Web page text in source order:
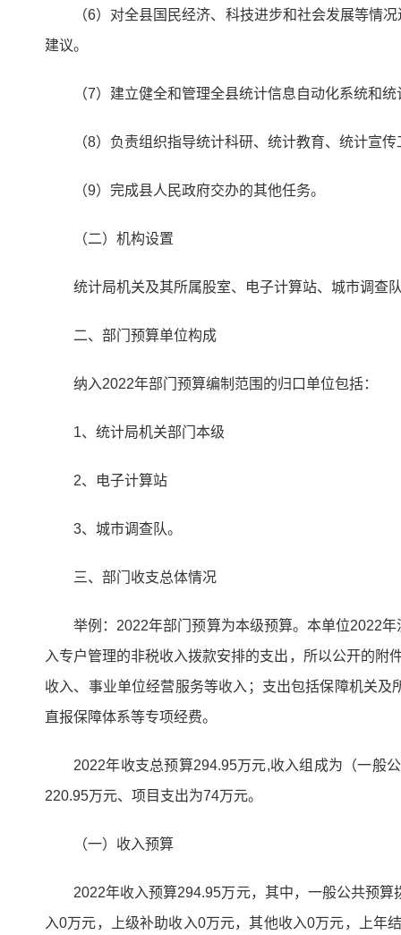
（6）对全县国民经济、科技进步和社会发展等情
建议。
（7）建立健全和管理全县统计信息自动化系统和
（8）负责组织指导统计科研、统计教育、统计宣
（9）完成县人民政府交办的其他任务。
（二）机构设置
统计局机关及其所属股室、电子计算站、城市调查
二、部门预算单位构成
纳入2022年部门预算编制范围的归口单位包括：
1、统计局机关部门本级
2、电子计算站
3、城市调查队。
三、部门收支总体情况
举例：2022年部门预算为本级预算。本单位2022
入专户管理的非税收入拨款安排的支出，所以公开的
收入、事业单位经营服务等收入；支出包括保障机关
直报保障体系等专项经费。
2022年收支总预算294.95万元,收入组成为（一般
220.95万元、项目支出为74万元。
（一）收入预算
2022年收入预算294.95万元，其中，一般公共预
入0万元，上级补助收入0万元，其他收入0万元，上年